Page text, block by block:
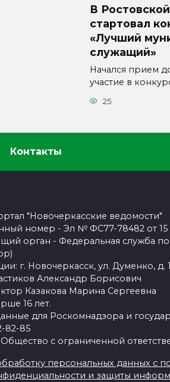
В
стартовал
«Лучший
служащий»
Начался прием
участие в
25
Контакты
"Новочеркасские ведомости"
номер - Эл № ФС77-78482 от 15
орган - Федеральная служба
г. Новочеркасск, ул. Думенко, д.
Александр Борисович
Казакова Марина Сергеевна
16 лет.
для Роскомнадзора и
82-85
с ограниченной
персональных данных с
и защиты